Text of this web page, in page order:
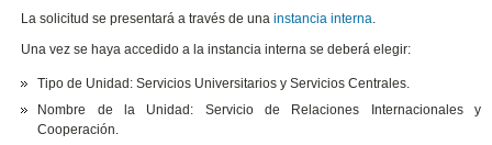
La solicitud se presentará a través de unainstancia interna.
Una vez se haya accedido a la instancia interna se deberá elegir:
Tipo de Unidad: Servicios Universitarios y Servicios Centrales.
Nombre de la Unidad: Servicio de Relaciones Internacionales y
Cooperación.